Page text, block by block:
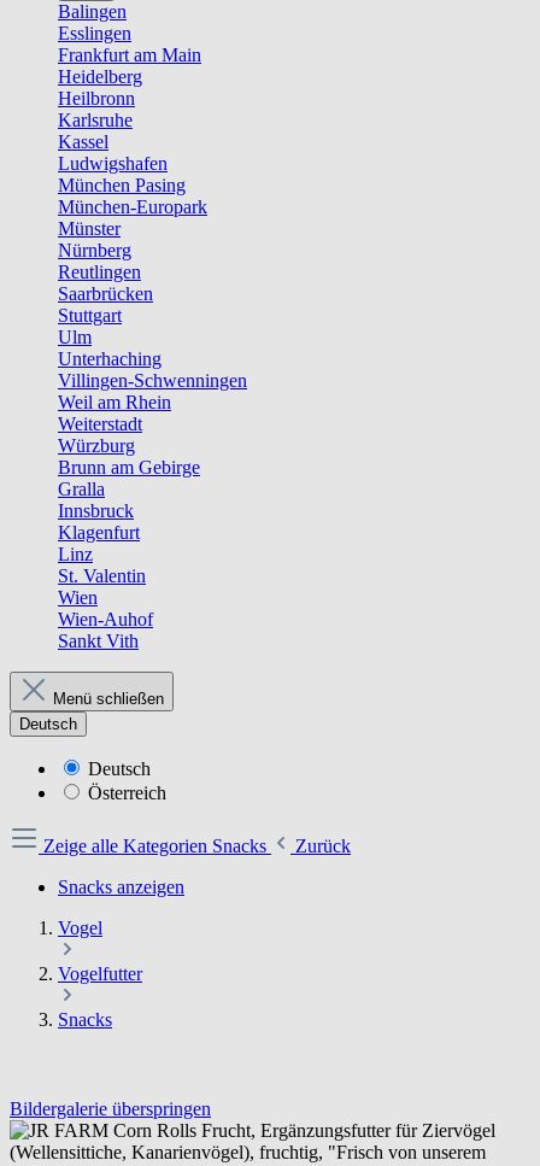
Balingen
Esslingen
Frankfurt am Main
Heidelberg
Heilbronn
Karlsruhe
Kassel
Ludwigshafen
München Pasing
München-Europark
Münster
Nürnberg
Reutlingen
Saarbrücken
Stuttgart
Ulm
Unterhaching
Villingen-Schwenningen
Weil am Rhein
Weiterstadt
Würzburg
Brunn am Gebirge
Gralla
Innsbruck
Klagenfurt
Linz
St. Valentin
Wien
Wien-Auhof
Sankt Vith
Menü schließen
Deutsch
Deutsch
Österreich
Zeige alle Kategorien Snacks
Zurück
Snacks anzeigen
Vogel
Vogelfutter
Snacks
Bildergalerie überspringen